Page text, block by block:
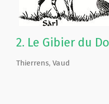
2. Le Gibier du
Thierrens, Vaud